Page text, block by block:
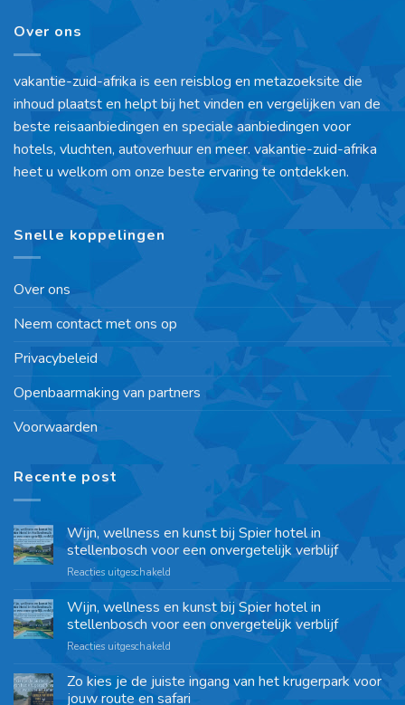
Over ons
vakantie-zuid-afrika is een reisblog en metazoeksite die
inhoud plaatst en helpt bij het vinden en vergelijken van de
beste reisaanbiedingen en speciale aanbiedingen voor
hotels, vluchten, autoverhuur en meer. vakantie-zuid-afrika
heet u welkom om onze beste ervaring te ontdekken.
Snelle koppelingen
Over ons
Neem contact met ons op
Privacybeleid
Openbaarmaking van partners
Voorwaarden
Recente post
Wijn, wellness en kunst bij Spier hotel in
stellenbosch voor een onvergetelijk verblijf
Reacties uitgeschakeld
Wijn, wellness en kunst bij Spier hotel in
stellenbosch voor een onvergetelijk verblijf
Reacties uitgeschakeld
Zo kies je de juiste ingang van het krugerpark voor
jouw route en safari